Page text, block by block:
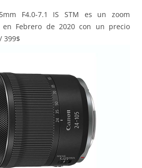
F4.0-7.1 IS STM es un zoom
en Febrero de 2020 con un precio
399$